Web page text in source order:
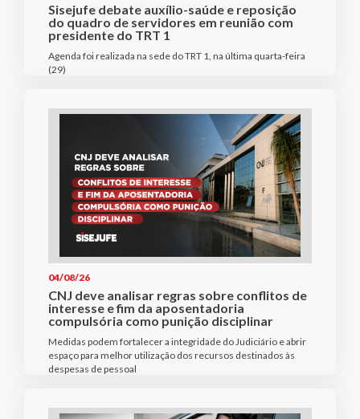
Sisejufe debate auxílio-saúde e reposição
do quadro de servidores em reunião com
presidente do TRT 1
Agenda foi realizada na sede do TRT 1, na última quarta-feira
(29)
04/08/26
CNJ deve analisar regras sobre conflitos de
interesse e fim da aposentadoria
compulsória como punição disciplinar
Medidas podem fortalecer a integridade do Judiciário e abrir
espaço para melhor utilização dos recursos destinados às
despesas de pessoal